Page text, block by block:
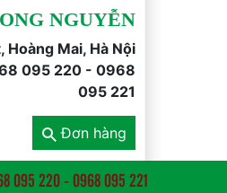
NGUYỄN
Hoàng Mai, Hà Nội
095 220 - 0968
095 221
Đơn hàng
095 220 - 0968 095 221